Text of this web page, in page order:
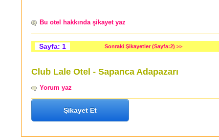
Bu otel hakkında şikayet yaz
Sayfa: 1 Sonraki Şikayetler (Sayfa:2) >>
Club Lale Otel - Sapanca Adapazarı
Yorum yaz
Şikayet Et